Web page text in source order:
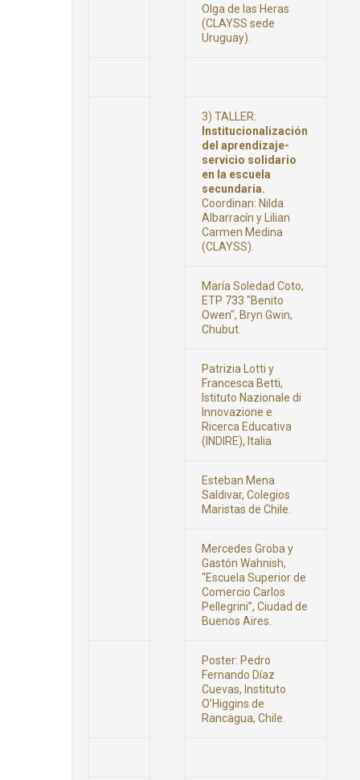
Olga de las Heras
(CLAYSS sede
Uruguay).
3) TALLER:
Institucionalización
del aprendizaje-
servicio solidario
en la escuela
secundaria.
Coordinan: Nilda
Albarracín y Lilian
Carmen Medina
(CLAYSS).
María Soledad Coto,
ETP 733 "Benito
Owen", Bryn Gwin,
Chubut.
Patrizia Lotti y
Francesca Betti,
Istituto Nazionale di
Innovazione e
Ricerca Educativa
(INDIRE), Italia
Esteban Mena
Saldivar, Colegios
Maristas de Chile.
Mercedes Groba y
Gastón Wahnish,
“Escuela Superior de
Comercio Carlos
Pellegrini”, Ciudad de
Buenos Aires.
Poster: Pedro
Fernando Díaz
Cuevas, Instituto
O’Higgins de
Rancagua, Chile.